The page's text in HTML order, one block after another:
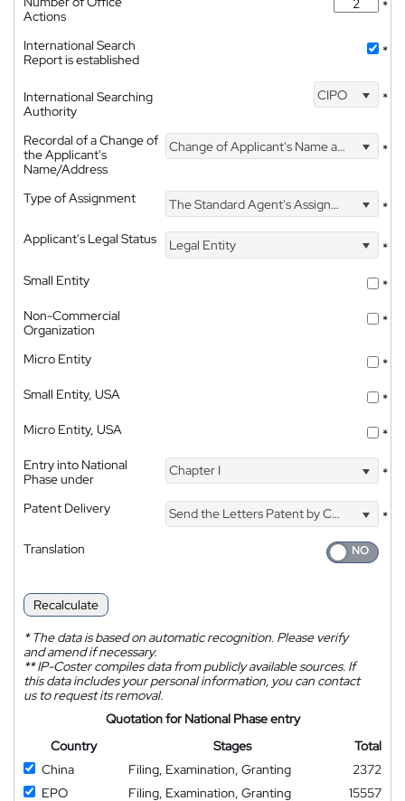
Actions
*
International Search
Report is established
*
International Searching
Authority
CIPO *
Recordal of a Change of
the Applicant's
Name/Address
Change of Applicant's Name and Address *
Type of Assignment The Standard Agent's Assignment
*
Applicant's Legal Status
Legal Entity
*
Small Entity
*
Non-Commercial
Organization
*
Micro Entity
*
Small Entity, USA
*
Micro Entity, USA
*
Entry into National
Phase under
Chapter I *
Patent Delivery Send the Letters Patent by Courier
*
Translation
Recalculate
*The data is based on automatic recognition. Please verify
and amend if necessary.
**IP-Coster compiles data from publicly available sources. If
this data includes your personal information, you can contact
us to request its removal.
Quotation for National Phase entry
Country
Stages
Total
China
Filing, Examination, Granting
2372
EPO
Filing, Examination, Granting 15557